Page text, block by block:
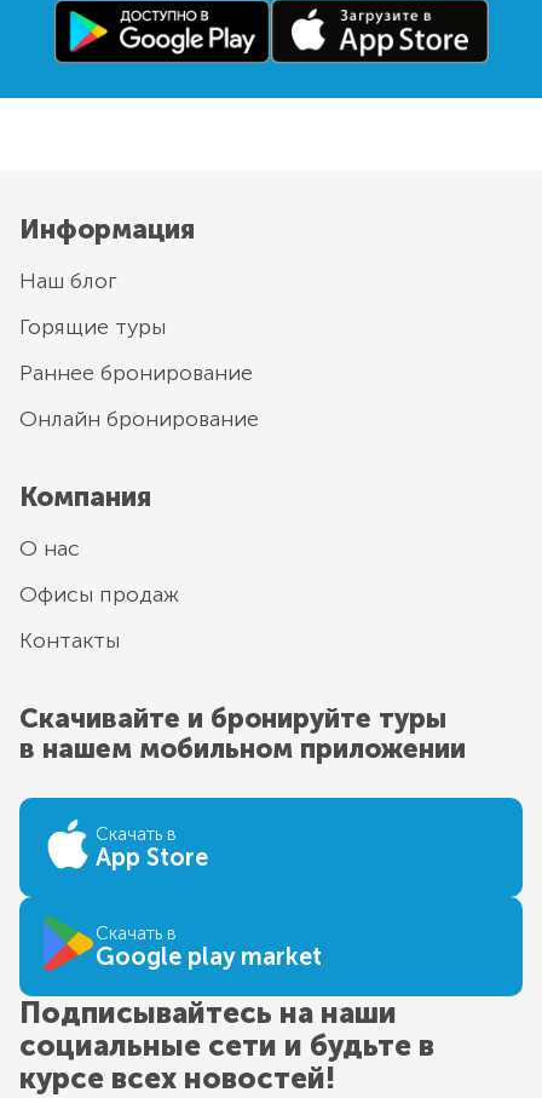
Информация
Наш блог
Горящие туры
Раннее бронирование
Онлайн бронирование
Компания
О нас
Офисы продаж
Контакты
Скачивайте и бронируйте туры
в нашем мобильном приложении
Скачать в
App Store
Скачать в
Google play market
Подписывайтесь на наши
социальные сети и будьте в
курсе всех новостей!